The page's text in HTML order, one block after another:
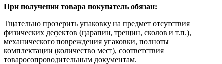
При получении товара покупатель обязан:
Тщательно проверить упаковку на предмет отсутствия
физических дефектов (царапин, трещин, сколов и т.п.),
механического повреждения упаковки, полноты
комплектации (количество мест), соответствия
товаросопроводительным документам.